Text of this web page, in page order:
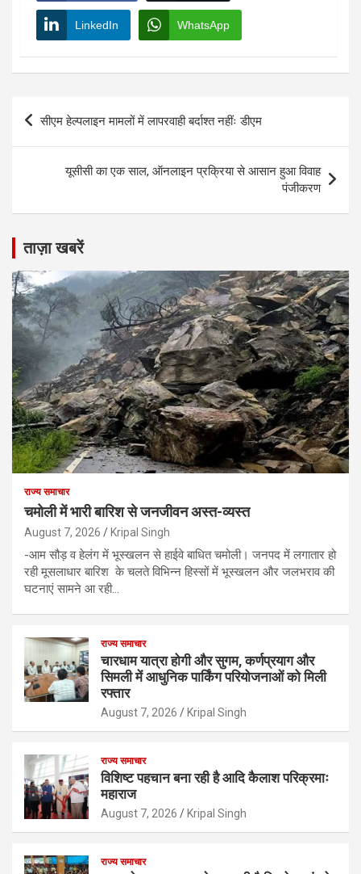
LinkedIn WhatsApp
Post
navigation
सीएम हेल्पलाइन मामलों में लापरवाही बर्दाश्त नहींः डीएम
यूसीसी का एक साल, ऑनलाइन प्रक्रिया से आसान हुआ विवाह
पंजीकरण
ताज़ा खबरें
राज्य समाचार
चमोली में भारी बारिश से जनजीवन अस्त-व्यस्त
August 7, 2026 Kripal Singh
-आम सौड़ व हेलंग में भूस्खलन से हाईवे बाधित चमोली। जनपद में लगातार हो
रही मूसलाधार बारिश के चलते विभिन्न हिस्सों में भूस्खलन और जलभराव की
घटनाएं सामने आ रही…
राज्य समाचार
चारधाम यात्रा होगी और सुगम, कर्णप्रयाग और
सिमली में आधुनिक पार्किंग परियोजनाओं को मिली
रफ्तार
August 7, 2026 Kripal Singh
राज्य समाचार
विशिष्ट पहचान बना रही है आदि कैलाश परिक्रमाः
महाराज
August 7, 2026 Kripal Singh
राज्य समाचार